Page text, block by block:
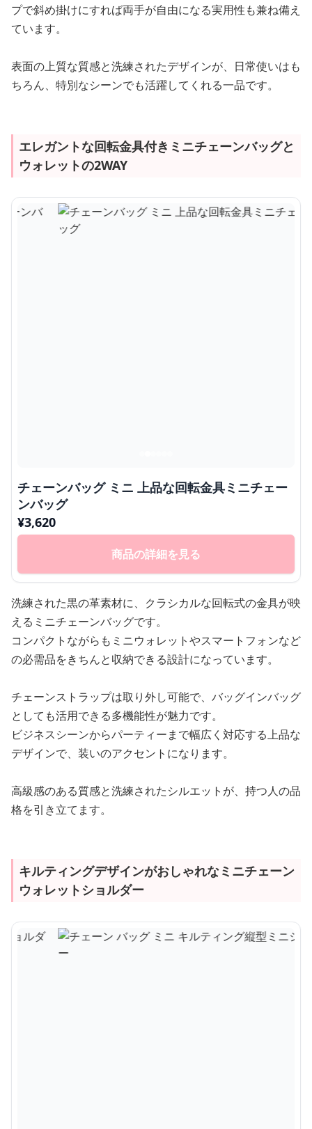
プで斜め掛けにすれば両手が自由になる実用性も兼ね備え
ています。
表面の上質な質感と洗練されたデザインが、日常使いはも
ちろん、特別なシーンでも活躍してくれる一品です。
エレガントな回転金具付きミニチェーンバッグと
ウォレットの2WAY
チェーンバッグ ミニ 上品な回転金具ミニチェー
ンバッグ
¥3,620
商品の詳細を見る
洗練された黒の革素材に、クラシカルな回転式の金具が映
えるミニチェーンバッグです。
コンパクトながらもミニウォレットやスマートフォンなど
の必需品をきちんと収納できる設計になっています。
チェーンストラップは取り外し可能で、バッグインバッグ
としても活用できる多機能性が魅力です。
ビジネスシーンからパーティーまで幅広く対応する上品な
デザインで、装いのアクセントになります。
高級感のある質感と洗練されたシルエットが、持つ人の品
格を引き立てます。
キルティングデザインがおしゃれなミニチェーン
ウォレットショルダー